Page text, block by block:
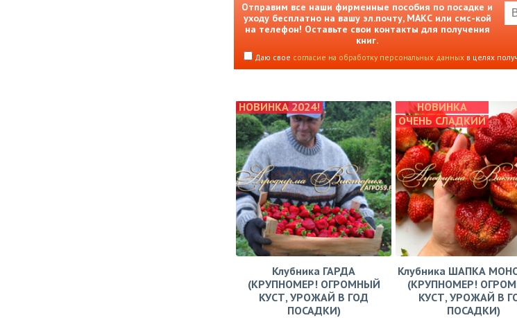
Отправим все наши фирменные пособия по посадке и
уходу бесплатно на вашу эл.почту, МАКС или смс-кой
на телефон! Оставьте свои контакты для получения
книг.
Даю свое согласие на обработку персональных данных в целях
НОВИНКА 2024!
Клубника ГАРДА
(КРУПНОМЕР! ОГРОМНЫЙ
КУСТ, УРОЖАЙ В ГОД
ПОСАДКИ)
НОВИНКА
ОЧЕНЬ СЛАДКИЙ
Клубника ШАПКА
(КРУПНОМЕР!
КУСТ, УРОЖАЙ В
ПОСАДКИ)